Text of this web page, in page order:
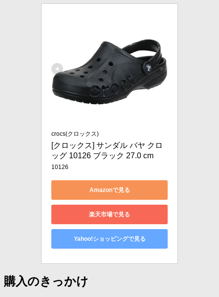
crocs(クロックス)
[クロックス] サンダル バヤ クロ
ッグ 10126 ブラック 27.0 cm
10126
Amazonで見る
楽天市場で見る
Yahoo!ショッピングで見る
購入のきっかけ